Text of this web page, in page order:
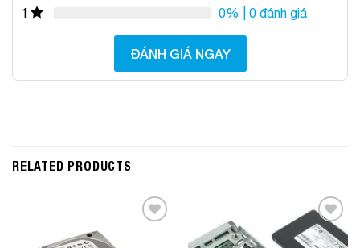
1
0% | 0 đánh giá
ĐÁNH GIÁ NGAY
RELATED PRODUCTS
Add to
Wishlist